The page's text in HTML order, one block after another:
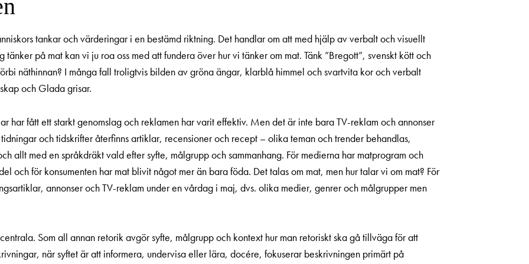
tankar och värderingar i en bestämd riktning. Det handlar om att med hjälp av verbalt och visuellt
på mat kan vi ju roa oss med att fundera över hur vi tänker om mat. Tänk ”Bregott”, svenskt kött och
näthinnan? I många fall troligtvis bilden av gröna ängar, klarblå himmel och svartvita kor och verbalt
och Glada grisar.
har fått ett starkt genomslag och reklamen har varit effektiv. Men det är inte bara TV-reklam och annonser
och tidskrifter återfinns artiklar, recensioner och recept – olika teman och trender behandlas,
allt med en språkdräkt vald efter syfte, målgrupp och sammanhang. För medierna har matprogram och
och för konsumenten har mat blivit något mer än bara föda. Det talas om mat, men hur talar vi om mat? För
annonser och TV-reklam under en vårdag i maj, dvs. olika medier, genrer och målgrupper men
Som all annan retorik avgör syfte, målgrupp och kontext hur man retoriskt ska gå tillväga för att
när syftet är att informera, undervisa eller lära, docére, fokuserar beskrivningen primärt på